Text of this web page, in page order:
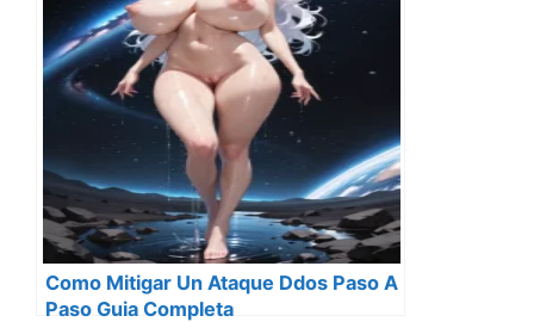
Como Mitigar Un Ataque Ddos Paso A
Paso Guia Completa